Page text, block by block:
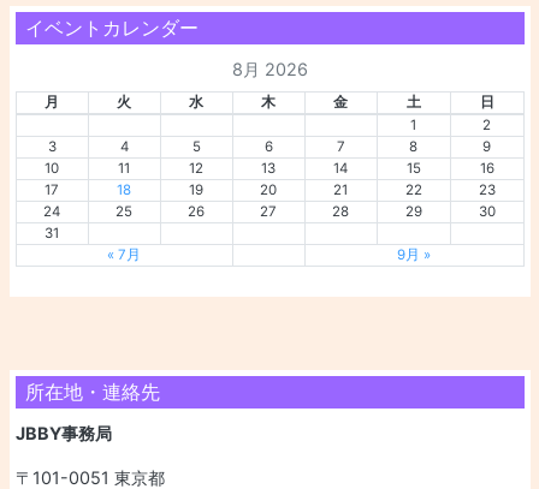
イベントカレンダー
8月 2026
月 火 水 木 金 土
日
1
2
3
4 5 6 7 8
9
10
11 12 13 14 15
16
17
18 19 20 21 22
23
24
25 26 27 28 29
30
31
« 7月
9月 »
所在地・連絡先
JBBY事務局
〒101-0051 東京都